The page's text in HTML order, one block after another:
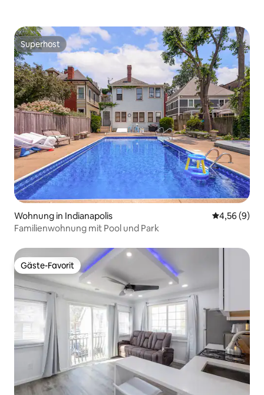
Superhost
Superhost
Wohnung in Indianapolis
4,56 (9)
Familienwohnung mit Pool und Park
Gäste-Favorit
Gäste-Favorit